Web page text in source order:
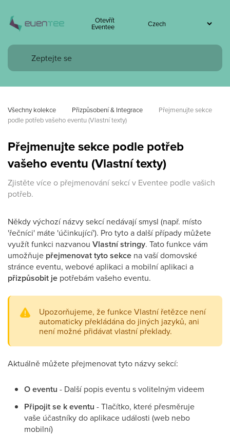
Otevřít
Eventee
Všechny kolekce Přizpůsobení & Integrace
Přejmenujte sekce
podle potřeb vašeho eventu (Vlastní texty)
Přejmenujte sekce podle potřeb
vašeho eventu (Vlastní texty)
Zjistěte více o přejmenování sekcí v Eventee podle vašich
potřeb.
Někdy výchozí názvy sekcí nedávají smysl (např. místo
'řečníci' máte 'účinkující'). Pro tyto a další případy můžete
využít funkci nazvanou Vlastní stringy. Tato funkce vám
umožňuje přejmenovattytosekce na vaší domovské
stránce eventu, webové aplikaci a mobilní aplikaci a
přizpůsobit je potřebám vašeho eventu.
Upozorňujeme, že funkce Vlastní řetězce není
automaticky překládána do jiných jazyků, ani
není možné přidávat vlastní překlady.
Aktuálně můžete přejmenovat tyto názvy sekcí:
O eventu - Další popis eventu s volitelným videem
Připojit se k eventu - Tlačítko, které přesměruje
vaše účastníky do aplikace události (web nebo
mobilní)